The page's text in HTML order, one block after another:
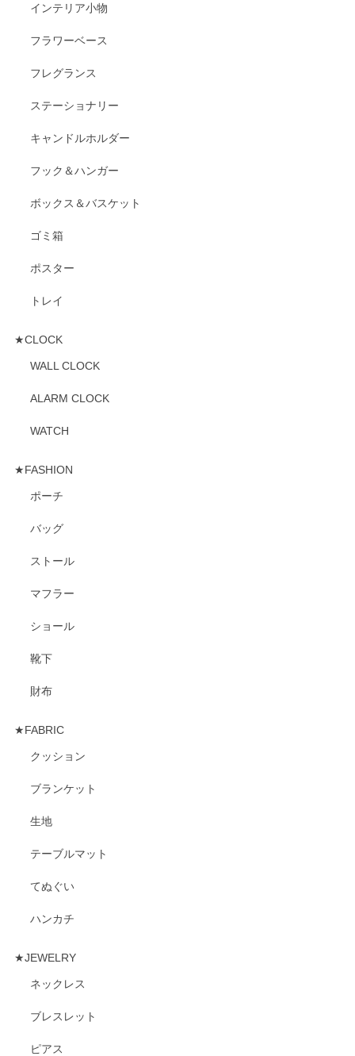
インテリア小物
フラワーベース
フレグランス
ステーショナリー
キャンドルホルダー
フック＆ハンガー
ボックス＆バスケット
ゴミ箱
ポスター
トレイ
★CLOCK
WALL CLOCK
ALARM CLOCK
WATCH
★FASHION
ポーチ
バッグ
ストール
マフラー
ショール
靴下
財布
★FABRIC
クッション
ブランケット
生地
テーブルマット
てぬぐい
ハンカチ
★JEWELRY
ネックレス
ブレスレット
ピアス